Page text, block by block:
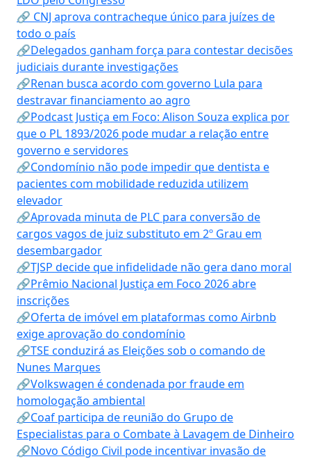
🔗 CNJ aprova contracheque único para juízes de
todo o país
🔗Delegados ganham força para contestar decisões
judiciais durante investigações
🔗Renan busca acordo com governo Lula para
destravar financiamento ao agro
🔗Podcast Justiça em Foco: Alison Souza explica por
que o PL 1893/2026 pode mudar a relação entre
governo e servidores
🔗Condomínio não pode impedir que dentista e
pacientes com mobilidade reduzida utilizem
elevador
🔗Aprovada minuta de PLC para conversão de
cargos vagos de juiz substituto em 2º Grau em
desembargador
🔗TJSP decide que infidelidade não gera dano moral
🔗Prêmio Nacional Justiça em Foco 2026 abre
inscrições
🔗Oferta de imóvel em plataformas como Airbnb
exige aprovação do condomínio
🔗TSE conduzirá as Eleições sob o comando de
Nunes Marques
🔗Volkswagen é condenada por fraude em
homologação ambiental
🔗Coaf participa de reunião do Grupo de
Especialistas para o Combate à Lavagem de Dinheiro
🔗Novo Código Civil pode incentivar invasão de